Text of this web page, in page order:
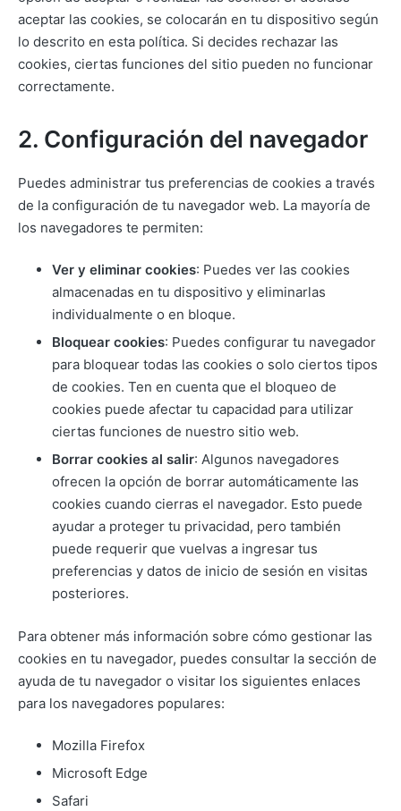
aceptar las cookies, se colocarán en tu dispositivo según
lo descrito en esta política. Si decides rechazar las
cookies, ciertas funciones del sitio pueden no funcionar
correctamente.
2. Configuración del navegador
Puedes administrar tus preferencias de cookies a través
de la configuración de tu navegador web. La mayoría de
los navegadores te permiten:
Ver y eliminar cookies: Puedes ver las cookies
almacenadas en tu dispositivo y eliminarlas
individualmente o en bloque.
Bloquear cookies: Puedes configurar tu navegador
para bloquear todas las cookies o solo ciertos tipos
de cookies. Ten en cuenta que el bloqueo de
cookies puede afectar tu capacidad para utilizar
ciertas funciones de nuestro sitio web.
Borrar cookies al salir: Algunos navegadores
ofrecen la opción de borrar automáticamente las
cookies cuando cierras el navegador. Esto puede
ayudar a proteger tu privacidad, pero también
puede requerir que vuelvas a ingresar tus
preferencias y datos de inicio de sesión en visitas
posteriores.
Para obtener más información sobre cómo gestionar las
cookies en tu navegador, puedes consultar la sección de
ayuda de tu navegador o visitar los siguientes enlaces
para los navegadores populares:
Mozilla Firefox
Microsoft Edge
Safari